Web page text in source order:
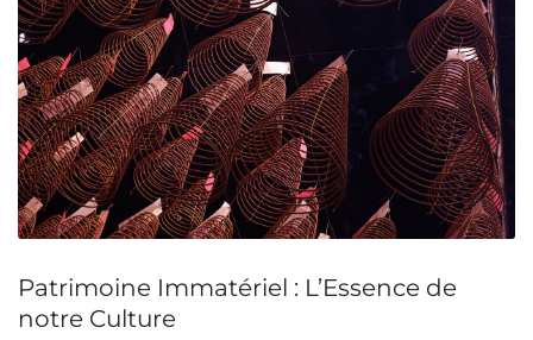
Patrimoine Immatériel : L’Essence de
notre Culture